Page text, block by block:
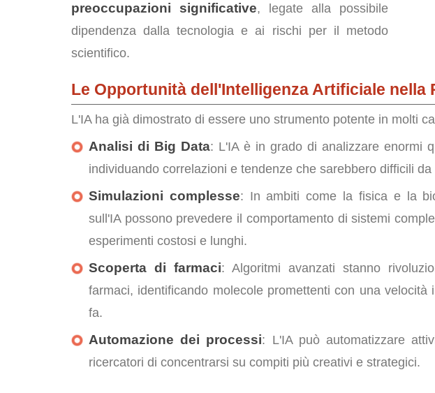
preoccupazioni significative, legate alla possibile
dipendenza dalla tecnologia e ai rischi per il metodo
scientifico.
Le Opportunità dell'Intelligenza Artificiale nella
L'IA ha già dimostrato di essere uno strumento potente in molti
Analisi di Big Data: L'IA è in grado di analizzare enormi
individuando correlazioni e tendenze che sarebbero difficili
Simulazioni complesse: In ambiti come la fisica e la
sull'IA possono prevedere il comportamento di sistemi
esperimenti costosi e lunghi.
Scoperta di farmaci: Algoritmi avanzati stanno
farmaci, identificando molecole promettenti con una velocità
fa.
Automazione dei processi: L'IA può automatizzare
ricercatori di concentrarsi su compiti più creativi e strategici.